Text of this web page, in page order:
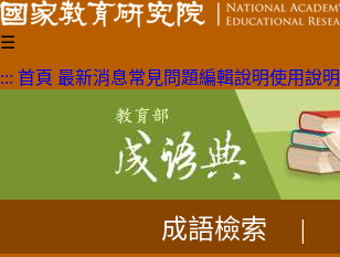
☰
::: 首頁 最新消息常見問題編輯說明使用說明
成語檢索